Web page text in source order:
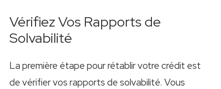
Vérifiez Vos Rapports de
Solvabilité
La première étape pour rétablir votre crédit est
de vérifier vos rapports de solvabilité. Vous